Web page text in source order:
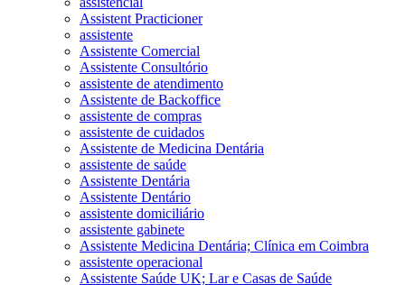
Assistent Practicioner
assistente
Assistente Comercial
Assistente Consultório
assistente de atendimento
Assistente de Backoffice
assistente de compras
assistente de cuidados
Assistente de Medicina Dentária
assistente de saúde
Assistente Dentária
Assistente Dentário
assistente domiciliário
assistente gabinete
Assistente Medicina Dentária; Clínica em Coimbra
assistente operacional
Assistente Saúde UK; Lar e Casas de Saúde